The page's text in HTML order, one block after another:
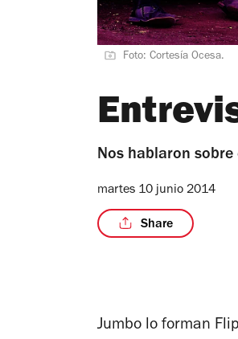
Foto: Cortesía Ocesa.
Nos hablaron sobre
martes 10 junio 2014
Share
Jumbo lo forman